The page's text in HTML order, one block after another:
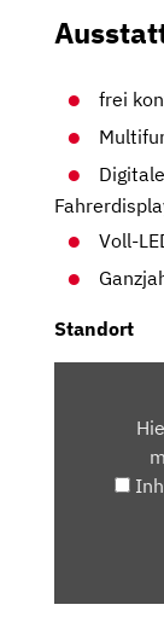
frei
Voll-
Standort